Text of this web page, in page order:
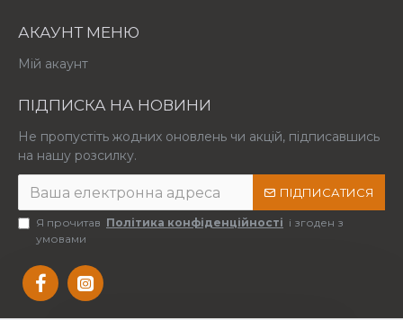
АКАУНТ МЕНЮ
Мій акаунт
ПІДПИСКА НА НОВИНИ
Не пропустіть жодних оновлень чи акцій, підписавшись
на нашу розсилку.
ПІДПИСАТИСЯ
Я прочитав Політика конфіденційності і згоден з
умовами